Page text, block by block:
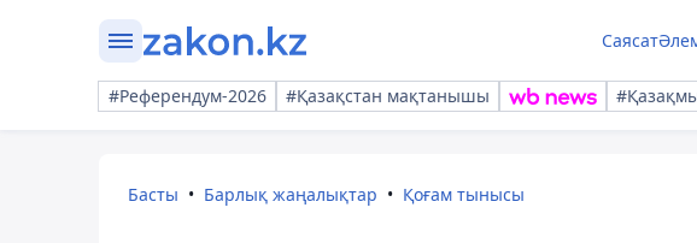
Саясат
#Референдум-2026 #Қазақстан мақтанышы
Басты Барлық жаңалықтар Қоғам тынысы